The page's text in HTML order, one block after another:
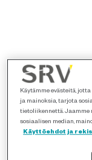
Käytämme evästeitä,
ja mainoksia, tarjota
tietoliikennettä. Jaamme
sosiaalisen median,
Käyttöehdot ja